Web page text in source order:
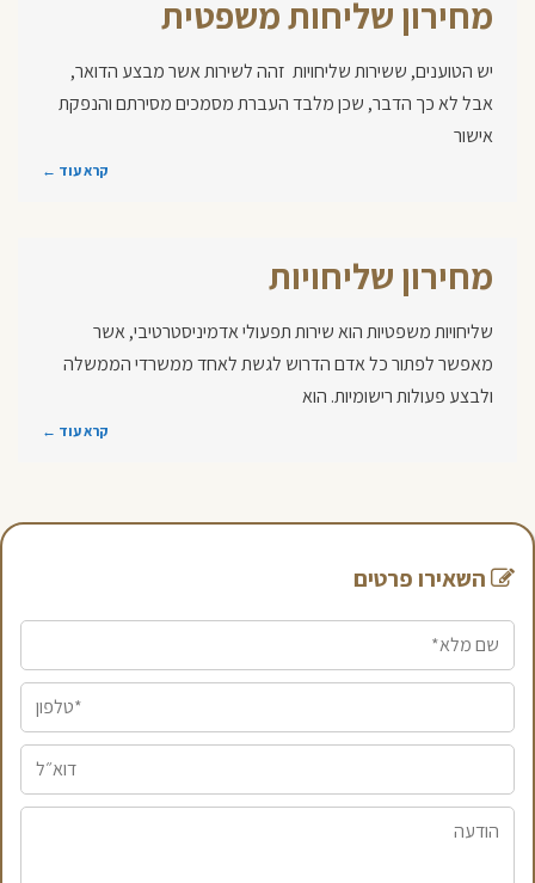
מחירון שליחות משפטית
יש הטוענים, ששירות שליחויות זהה לשירות אשר מבצע הדואר,
אבל לא כך הדבר, שכן מלבד העברת מסמכים מסירתם והנפקת
אישור
קרא עוד ←
מחירון שליחויות
שליחויות משפטיות הוא שירות תפעולי אדמיניסטרטיבי, אשר
מאפשר לפתור כל אדם הדרוש לגשת לאחד ממשרדי הממשלה
ולבצע פעולות רישומיות. הוא
קרא עוד ←
השאירו פרטים